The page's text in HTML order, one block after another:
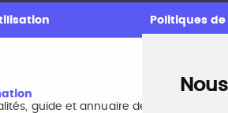
Politiques
guide et annuaire des formations